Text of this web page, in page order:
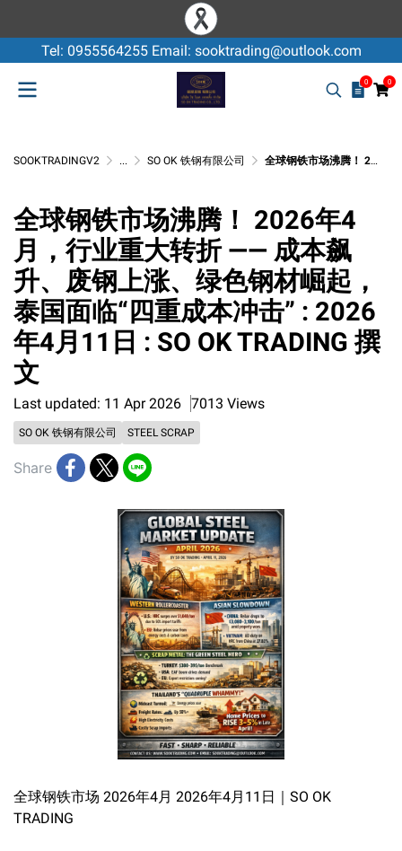
Tel: 0955564255 Email: sooktrading@outlook.com
0 0
SOOKTRADINGV2 ... SO OK 铁钢有限公司 全球钢铁市场沸腾！ 2026年4月，行业重大转折 —— 成本飙升、废钢上涨、绿色钢材崛起，泰国面临“四重成本冲击” : 2026年4月11日 : SO OK TRADING 撰文
全球钢铁市场沸腾！ 2026年4
月，行业重大转折 —— 成本飙
升、废钢上涨、绿色钢材崛起，
泰国面临“四重成本冲击” : 2026
年4月11日 : SO OK TRADING 撰
文
Last updated: 11 Apr 2026 7013 Views
SO OK 铁钢有限公司 STEEL SCRAP
Share
全球钢铁市场 2026年4月 2026年4月11日｜SO OK
TRADING